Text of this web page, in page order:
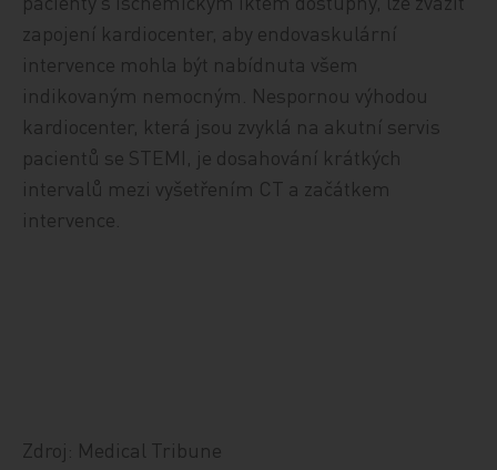
zapojení kardiocenter, aby endovaskulární
intervence mohla být nabídnuta všem
indikovaným nemocným. Nespornou výhodou
kardiocenter, která jsou zvyklá na akutní servis
pacientů se STEMI, je dosahování krátkých
intervalů mezi vyšetřením CT a začátkem
intervence.
Zdroj: Medical Tribune